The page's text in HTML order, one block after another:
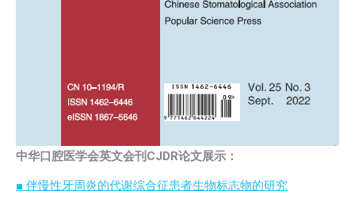
中华口腔医学会英文会刊CJDR论文展示：
■ 伴慢性牙周炎的代谢综合征患者生物标志物的研究